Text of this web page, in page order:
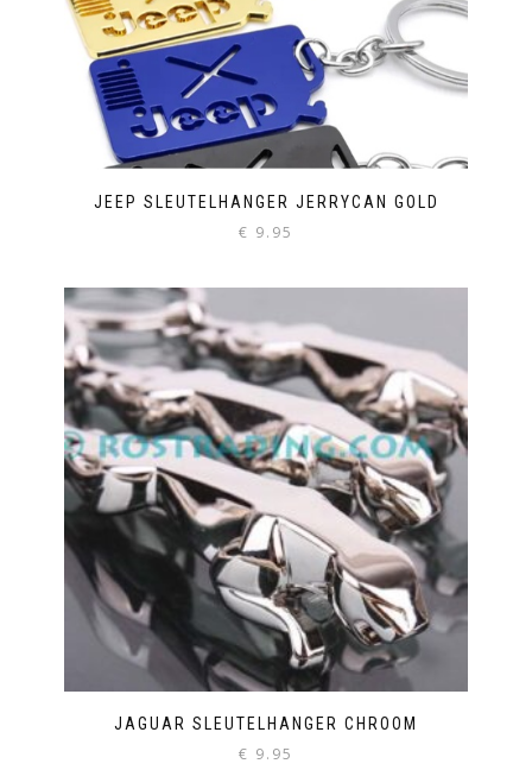
JEEP SLEUTELHANGER JERRYCAN GOLD
€ 9.95
JAGUAR SLEUTELHANGER CHROOM
€ 9.95